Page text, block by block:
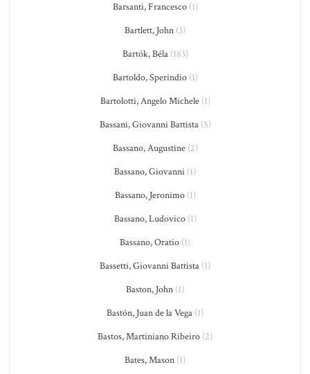
Barsanti, Francesco(1)
Bartlett, John (3)
Bartók, Béla(183)
Bartoldo, Sperindio(1)
Bartolotti, Angelo Michele(1)
Bassani, Giovanni Battista(5)
Bassano, Augustine(2)
Bassano, Giovanni (1)
Bassano, Jeronimo(1)
Bassano, Ludovico(1)
Bassano, Oratio (1)
Bassetti, Giovanni Battista (1)
Baston, John (1)
Bastón, Juan de la Vega (1)
Bastos, Martiniano Ribeiro (2)
Bates, Mason (1)